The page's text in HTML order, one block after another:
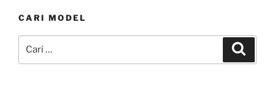
CARI MODEL
untuk: